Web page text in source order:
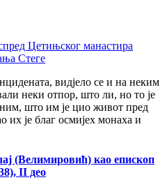
видјело се и на неким
неки отпор, што ли, но то је
што им је цио живот пред
је благ осмијех монаха и
(Велимировић) као епископ
II део